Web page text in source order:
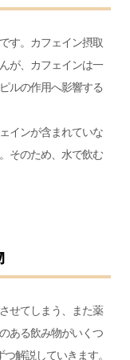
す。カフェイン摂取
が、カフェインは一
ルの作用へ影響する
インが含まれていな
そのため、水で飲む
せてしまう、また薬
ある飲み物がいくつ
解説していきます。